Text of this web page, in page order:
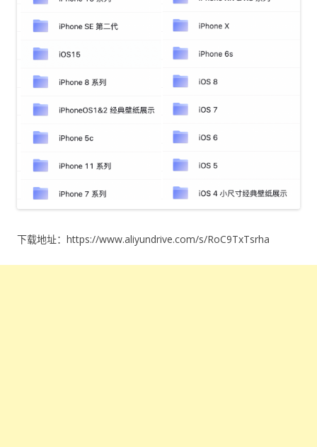
下载地址： https://www.aliyundrive.com/s/RoC9TxTsrha